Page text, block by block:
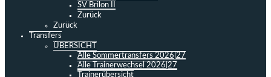
SV Brilon II
Zurück
Zurück
Transfers
ÜBERSICHT
Alle Sommertransfers 2026|27
Alle Trainerwechsel 2026|27
Trainerübersicht